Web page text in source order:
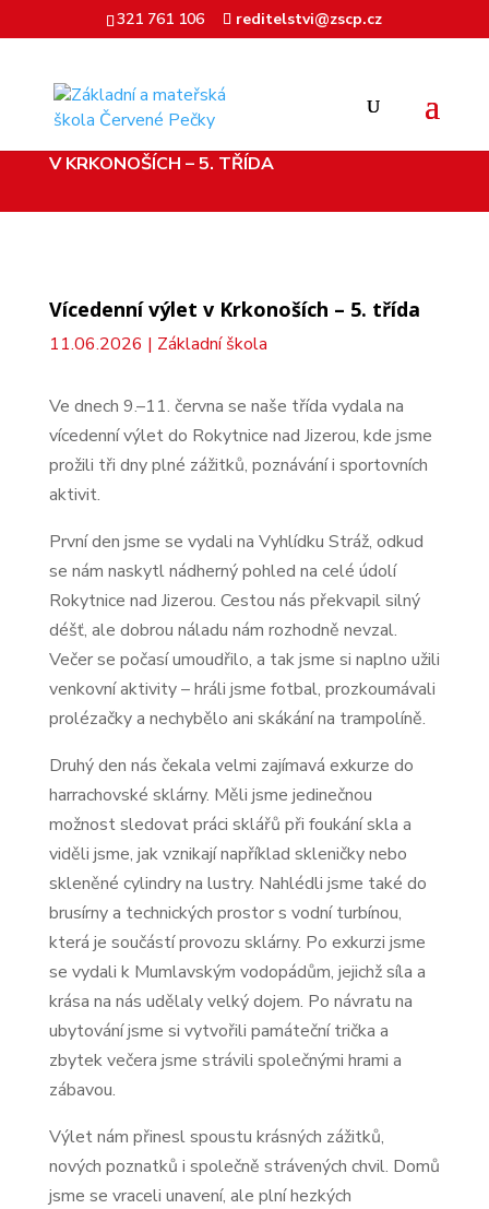
321 761 106 reditelstvi@zscp.cz
ZÁKLADNÍ ŠKOLA
V KRKONOŠÍCH – 5. TŘÍDA
Vícedenní výlet v Krkonoších – 5. třída
11.06.2026 | Základní škola
Ve dnech 9.–11. června se naše třída vydala na
vícedenní výlet do Rokytnice nad Jizerou, kde jsme
prožili tři dny plné zážitků, poznávání i sportovních
aktivit.
První den jsme se vydali na Vyhlídku Stráž, odkud
se nám naskytl nádherný pohled na celé údolí
Rokytnice nad Jizerou. Cestou nás překvapil silný
déšť, ale dobrou náladu nám rozhodně nevzal.
Večer se počasí umoudřilo, a tak jsme si naplno užili
venkovní aktivity – hráli jsme fotbal, prozkoumávali
prolézačky a nechybělo ani skákání na trampolíně.
Druhý den nás čekala velmi zajímavá exkurze do
harrachovské sklárny. Měli jsme jedinečnou
možnost sledovat práci sklářů při foukání skla a
viděli jsme, jak vznikají například skleničky nebo
skleněné cylindry na lustry. Nahlédli jsme také do
brusírny a technických prostor s vodní turbínou,
která je součástí provozu sklárny. Po exkurzi jsme
se vydali k Mumlavským vodopádům, jejichž síla a
krása na nás udělaly velký dojem. Po návratu na
ubytování jsme si vytvořili památeční trička a
zbytek večera jsme strávili společnými hrami a
zábavou.
Výlet nám přinesl spoustu krásných zážitků,
nových poznatků i společně strávených chvil. Domů
jsme se vraceli unavení, ale plní hezkých